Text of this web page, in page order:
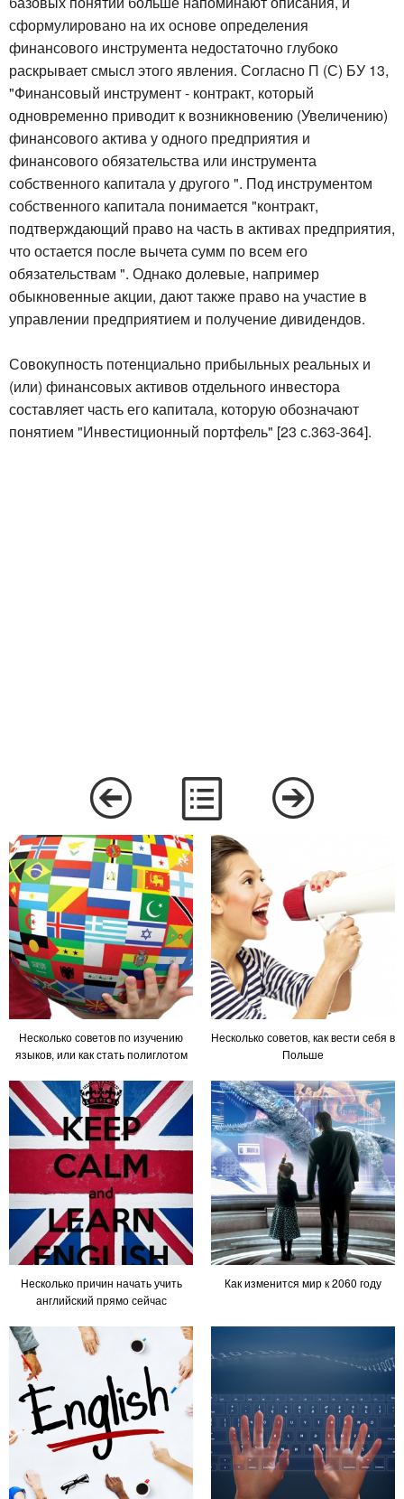
сформулировано на их основе определения
финансового инструмента недостаточно глубоко
раскрывает смысл этого явления. Согласно П (С) БУ 13,
"Финансовый инструмент - контракт, который
одновременно приводит к возникновению (Увеличению)
финансового актива у одного предприятия и
финансового обязательства или инструмента
собственного капитала у другого ". Под инструментом
собственного капитала понимается "контракт,
подтверждающий право на часть в активах предприятия,
что остается после вычета сумм по всем его
обязательствам ". Однако долевые, например
обыкновенные акции, дают также право на участие в
управлении предприятием и получение дивидендов.
Совокупность потенциально прибыльных реальных и
(или) финансовых активов отдельного инвестора
составляет часть его капитала, которую обозначают
понятием "Инвестиционный портфель" [23 с.363-364].
Несколько советов по изучению
языков, или как стать полиглотом
Несколько советов, как вести себя в
Польше
Несколько причин начать учить
английский прямо сейчас
Как изменится мир к 2060 году